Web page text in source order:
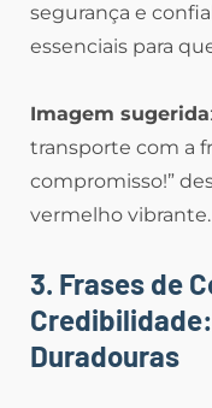
segurança e
essenciais para
Imagem sugerida
transporte com a
compromisso!”
vermelho vibrante.
3. Frases de
Duradouras